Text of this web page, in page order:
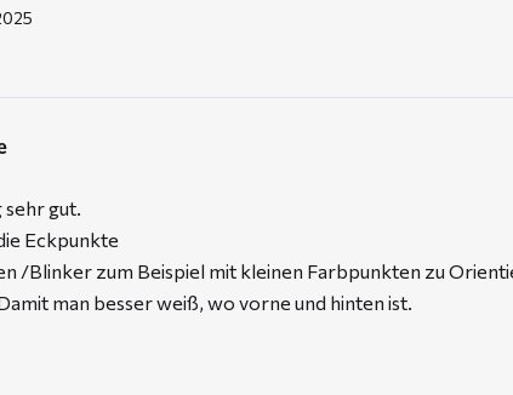
gut.
Eckpunkte
/Blinker zum Beispiel mit kleinen Farbpunkten zu
man besser weiß, wo vorne und hinten ist.